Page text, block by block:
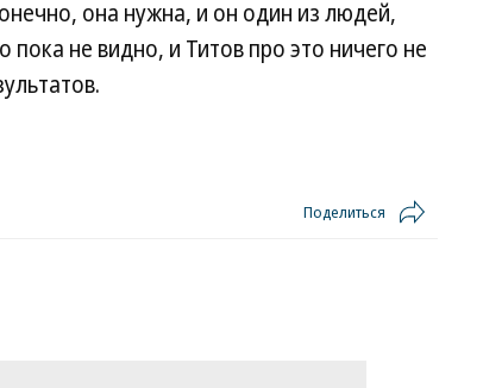
она нужна, и он один из людей,
не видно, и Титов про это ничего не
Поделиться